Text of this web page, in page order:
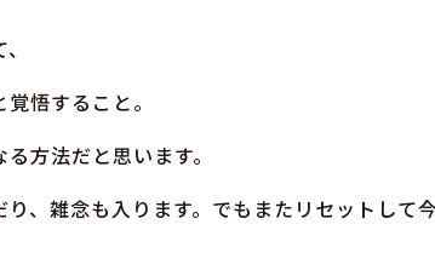
悟すること。
方法だと思います。
、雑念も入ります。でもまたリセットして